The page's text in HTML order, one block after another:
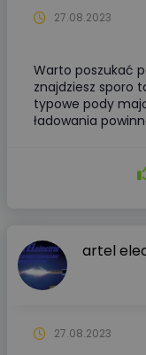
27.08.2023
Warto poszukać
znajdziesz sporo
typowe pody
ładowania
artel
27.08.2023